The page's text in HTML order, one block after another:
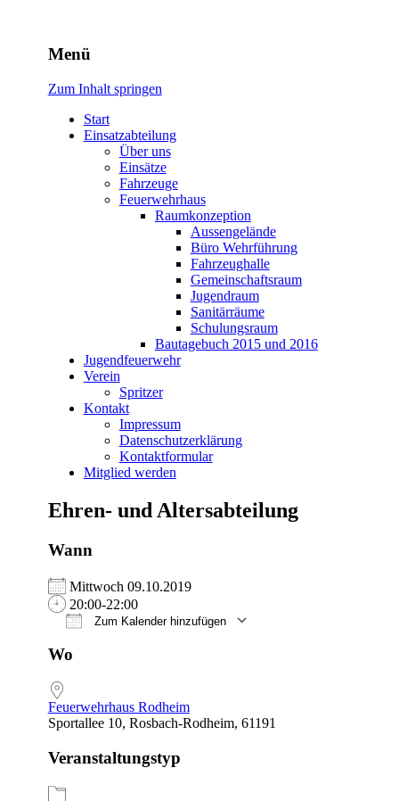
Freiwillige Feuerwehr
Rodheim v.d.H.
Menü
Zum Inhalt springen
Start
Einsatzabteilung
Über uns
Einsätze
Fahrzeuge
Feuerwehrhaus
Raumkonzeption
Aussengelände
Büro Wehrführung
Fahrzeughalle
Gemeinschaftsraum
Jugendraum
Sanitärräume
Schulungsraum
Bautagebuch 2015 und 2016
Jugendfeuerwehr
Verein
Spritzer
Kontakt
Impressum
Datenschutzerklärung
Kontaktformular
Mitglied werden
Ehren- und Altersabteilung
Wann
Mittwoch 09.10.2019
20:00-22:00
Zum Kalender hinzufügen
Wo
Feuerwehrhaus Rodheim
Sportallee 10, Rosbach-Rodheim, 61191
Veranstaltungstyp